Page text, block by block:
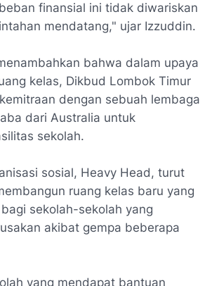
finansial ini tidak diwariskan
mendatang," ujar Izzuddin.
bahwa dalam upaya
kelas, Dikbud Lombok Timur
dengan sebuah lembaga
dari Australia untuk
sekolah.
sosial, Heavy Head, turut
ruang kelas baru yang
sekolah-sekolah yang
akibat gempa beberapa
yang mendapat bantuan